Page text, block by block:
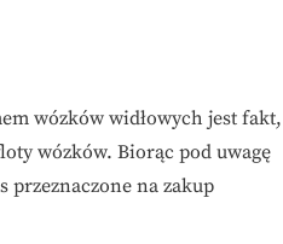
wózków widłowych jest fakt,
wózków. Biorąc pod uwagę
na zakup